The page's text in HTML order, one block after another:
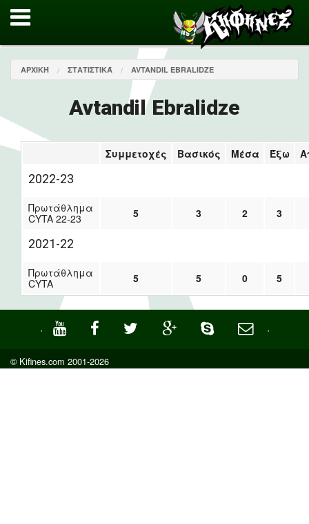
ΑΡΧΙΚΉ ΣΤΑΤΙΣΤΙΚΆ AVTANDIL EBRALIDZE
Avtandil Ebralidze
Συμμετοχές Βασικός Μέσα Έξω
2022-23
Πρωτάθλημα
CYTA 22-23
5 3 2 3
2021-22
Πρωτάθλημα
CYTA
5 5 0 5
· ·
© Kifines.com 2001-2026